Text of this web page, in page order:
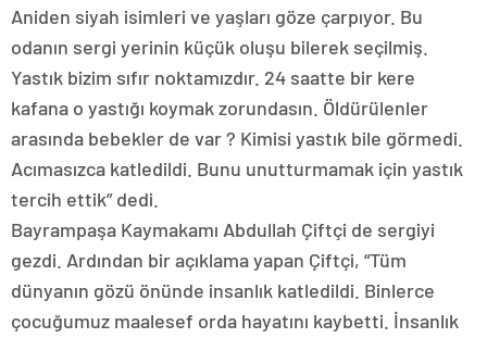
Aniden siyah isimleri ve yaşları göze çarpıyor. Bu
odanın sergi yerinin küçük oluşu bilerek seçilmiş.
Yastık bizim sıfır noktamızdır. 24 saatte bir kere
kafana o yastığı koymak zorundasın. Öldürülenler
arasında bebekler de var ? Kimisi yastık bile görmedi.
Acımasızca katledildi. Bunu unutturmamak için yastık
tercih ettik” dedi.
Bayrampaşa Kaymakamı Abdullah Çiftçi de sergiyi
gezdi. Ardından bir açıklama yapan Çiftçi, “Tüm
dünyanın gözü önünde insanlık katledildi. Binlerce
çocuğumuz maalesef orda hayatını kaybetti. İnsanlık